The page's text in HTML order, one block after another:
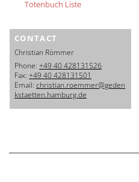
Totenbuch Liste
CONTACT
Christian Römmer
Phone: +49 40 428131526
Fax: +49 40 428131501
Email: christian.roemmer@geden
kstaetten.hamburg.de